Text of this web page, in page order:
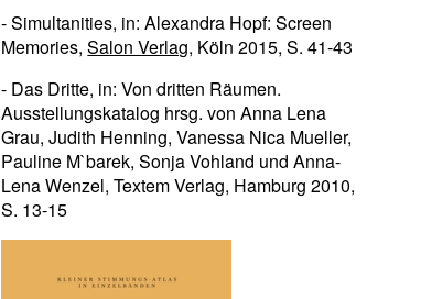
- Simultanities, in: Alexandra Hopf: Screen
Memories,Salon Verlag, Köln 2015, S. 41-43
- Das Dritte, in: Von dritten Räumen.
Ausstellungskatalog hrsg. von Anna Lena
Grau, Judith Henning, Vanessa Nica Mueller,
Pauline M`barek, Sonja Vohland und Anna-
Lena Wenzel, Textem Verlag, Hamburg 2010,
S. 13-15